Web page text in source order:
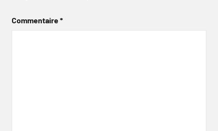
Commentaire*